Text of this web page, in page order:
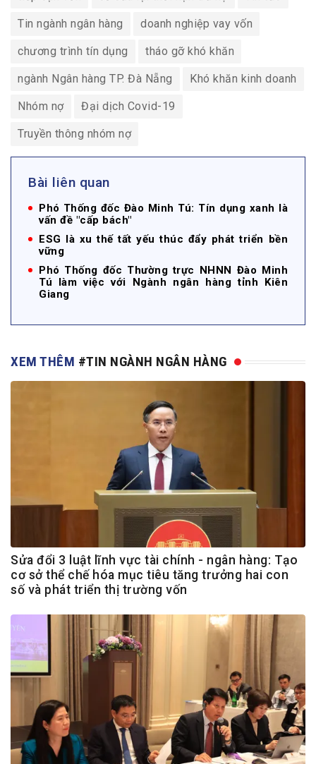
Tin ngành ngân hàng doanh nghiệp vay vốn
chương trình tín dụng tháo gỡ khó khăn
ngành Ngân hàng TP. Đà Nẵng Khó khăn kinh doanh
Nhóm nợ Đại dịch Covid-19
Truyền thông nhóm nợ
Bài liên quan
Phó Thống đốc Đào Minh Tú: Tín dụng xanh là
vấn đề "cấp bách"
ESG là xu thế tất yếu thúc đẩy phát triển bền
vững
Phó Thống đốc Thường trực NHNN Đào Minh
Tú làm việc với Ngành ngân hàng tỉnh Kiên
Giang
XEM THÊM #TIN NGÀNH NGÂN HÀNG
Sửa đổi 3 luật lĩnh vực tài chính - ngân hàng: Tạo
cơ sở thể chế hóa mục tiêu tăng trưởng hai con
số và phát triển thị trường vốn